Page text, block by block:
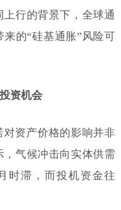
行的背景下，全球通
的“硅基通胀”风险可
资机会
资产价格的影响并非
，气候冲击向实体供需
时滞，而投机资金往